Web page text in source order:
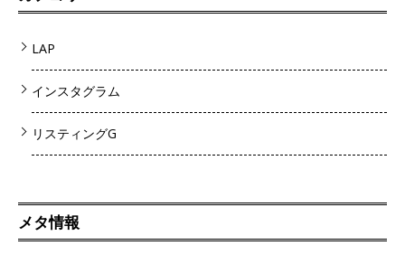
LAP
インスタグラム
リスティングG
メタ情報